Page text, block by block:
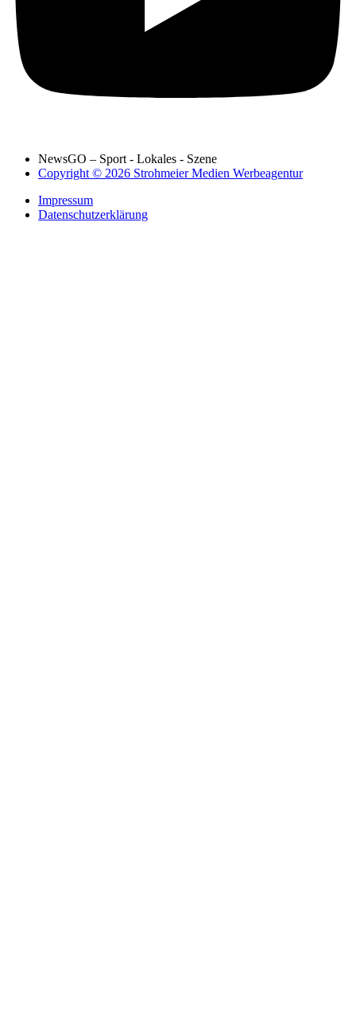
NewsGO – Sport - Lokales - Szene
Copyright © 2026 Strohmeier Medien Werbeagentur
Impressum
Datenschutzerklärung